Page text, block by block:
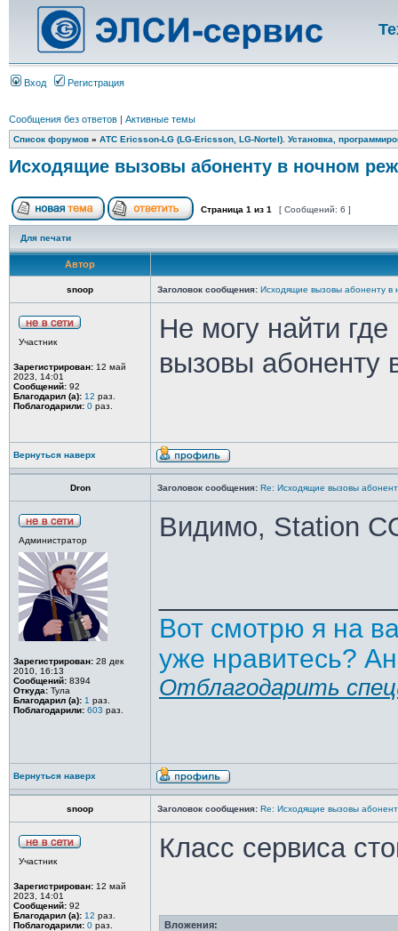
Вход Регистрация
Сообщения без ответов | Активные темы
Список форумов » АТС Ericsson-LG (LG-Ericsson, LG-Nortel). Установка,
Исходящие вызовы абоненту в ночном
Страница 1 из 1 [ Сообщений: 6 ]
Для печати
Автор
snoop Заголовок сообщения: Исходящие вызовы абоненту
Участник
Зарегистрирован: 12 май
2023, 14:01
Сообщений: 92
Благодарил (а): 12 раз.
Поблагодарили: 0 раз.
Не могу найти
вызовы абоненту
Вернуться наверх
Dron Заголовок сообщения: Re: Исходящие вызовы
Администратор
Зарегистрирован: 28 дек
2010, 16:13
Сообщений: 8394
Откуда: Тула
Благодарил (а): 1 раз.
Поблагодарили: 603 раз.
Видимо, Station
Вот смотрю я на
уже нравитесь?
Отблагодарить
Вернуться наверх
snoop Заголовок сообщения: Re: Исходящие вызовы
Участник
Зарегистрирован: 12 май
2023, 14:01
Сообщений: 92
Благодарил (а): 12 раз.
Поблагодарили: 0 раз.
Класс сервиса
Вложения: